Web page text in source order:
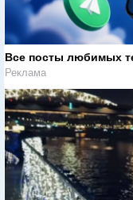
Все посты любимых
Реклама